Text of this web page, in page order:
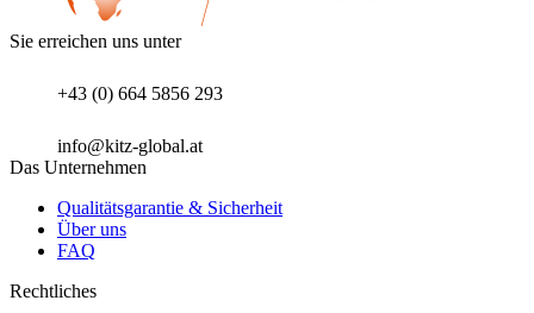
Sie erreichen uns unter
+43 (0) 664 5856 293
info@kitz-global.at
Das Unternehmen
Qualitätsgarantie & Sicherheit
Über uns
FAQ
Rechtliches